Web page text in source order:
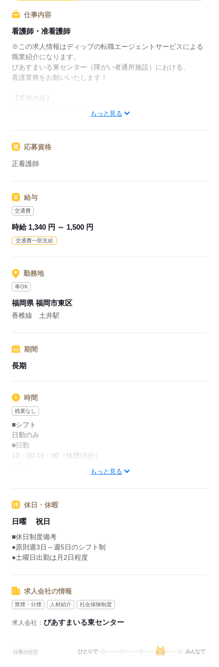
日本最大級の求人情報の中からぴったりな求人をご紹
介。
履歴書作成のアドバイスや面接日の調整だけでなく、
お給料、お休み、入職時期の交渉もサポートします。
費用は一切かかりません。
仕事内容
看護師・准看護師
※この求人情報はディップの転職エージェントサービスによる
職業紹介になります。
ぴあすまいる東センター（障がい者通所施設）における、
看護業務をお願いいたします！
【業務内容】
・服薬、酸素管理
●重度身体障がい者の介助（支援員の補助）
・入浴、食事
日勤のみ、残業ほぼなし、日祝固定休み、シフト応相談のた
め、ご家庭やプライベートと両立してご勤務いただけます！
の相談も可能です！
（無料駐車場あり）
もっと見る
応募資格
正看護師
給与
交通費
時給 1,340 円 ～ 1,500 円
交通費一部支給
勤務地
車OK
福岡県 福岡市東区
香椎線 土井駅
期間
長期
時間
残業なし
■シフト
日勤のみ
■日勤
10：00-16：00（休憩15分）
※扶養範囲内勤務、フルパートどちらも可能。
もっと見る
休日・休暇
日曜 祝日
■休日制度備考
●原則週3日～週5日のシフト制
●土曜日出勤は月2日程度
求人会社の情報
禁煙・分煙 人材紹介 社会保険制度
求人会社： ぴあすまいる東センター
仕事の仕方 ひとりで みんなで